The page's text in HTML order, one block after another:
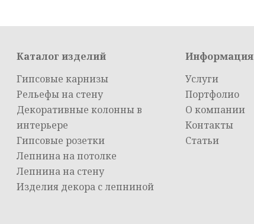
Каталог изделий
Гипсовые карнизы
Рельефы на стену
Декоративные колонны в
интерьере
Гипсовые розетки
Лепнина на потолке
Лепнина на стену
Изделия декора с лепниной
Информация
Услуги
Портфолио
О компании
Контакты
Статьи